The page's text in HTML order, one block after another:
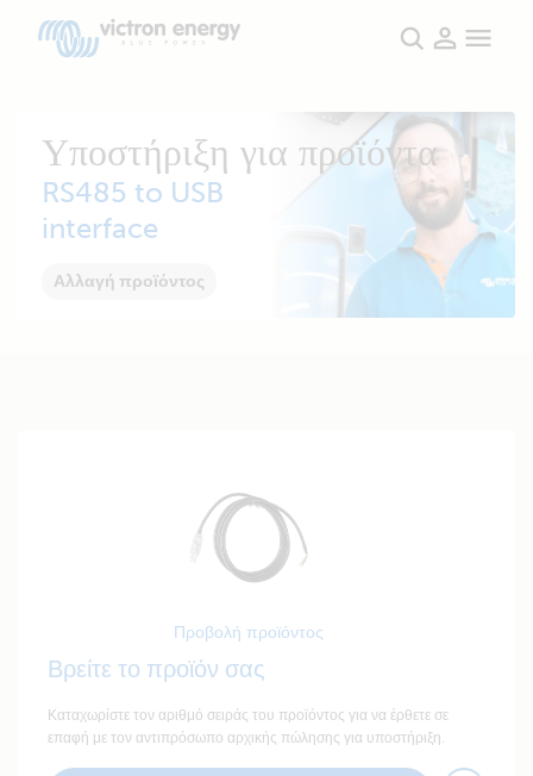
Υποστήριξη για προϊόντα
RS485 to USB
interface
Αλλαγή προϊόντος
Προβολή προϊόντος
Βρείτε το προϊόν σας
Καταχωρίστε τον αριθμό σειράς του προϊόντος για να έρθετε σε
επαφή με τον αντιπρόσωπο αρχικής πώλησης για υποστήριξη.